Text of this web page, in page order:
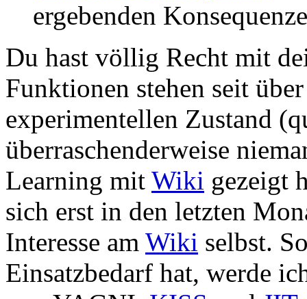
ergebenden
Du hast völlig Recht mit
Funktionen stehen seit
experimentellen Zustand
überraschenderweise
Learning mit Wiki gezeigt
sich erst in den letzten
Interesse am Wiki selbst.
Einsatzbedarf hat, werde